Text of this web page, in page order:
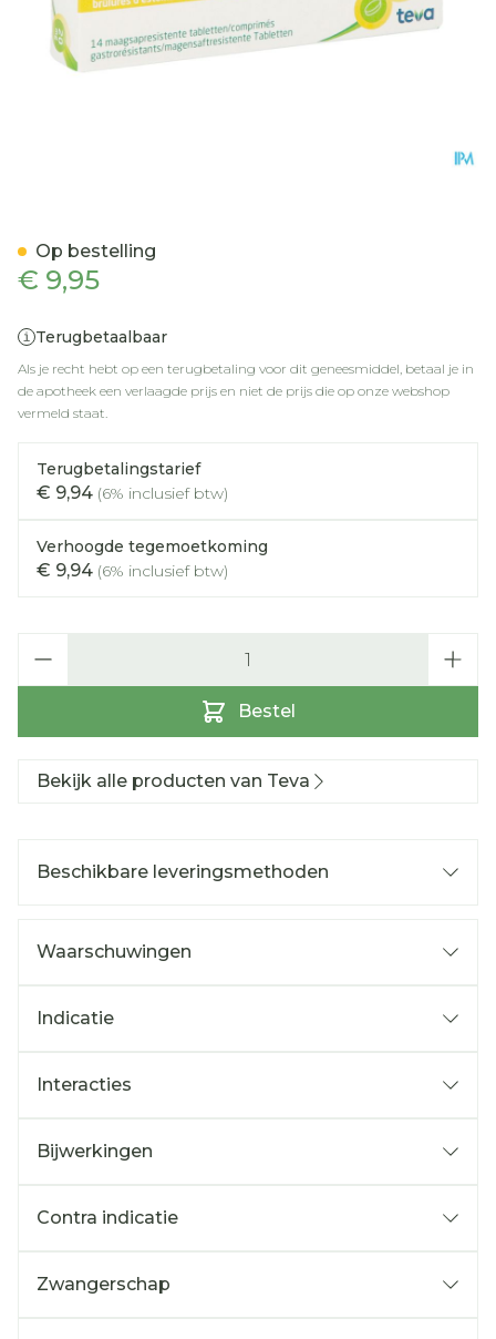
€ 9,95
Terugbetaalbaar
Als je recht hebt op een terugbetaling voor dit geneesmiddel, betaal je in
de apotheek een verlaagde prijs en niet de prijs die op onze webshop
vermeld staat.
Terugbetalingstarief
€ 9,94 (6% inclusief btw)
Verhoogde tegemoetkoming
€ 9,94 (6% inclusief btw)
Bestel
Op bestelling
Bekijk alle producten van Teva
Beschikbare leveringsmethoden
Waarschuwingen
Indicatie
Interacties
Bijwerkingen
Contra indicatie
Zwangerschap